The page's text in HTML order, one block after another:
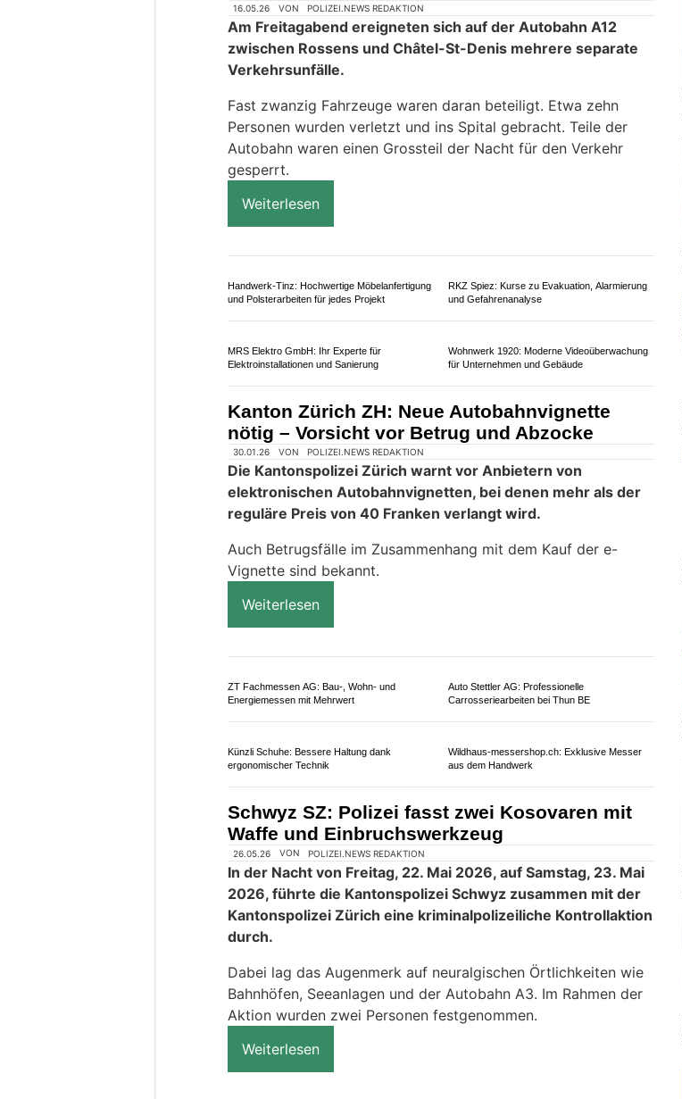
Am Freitagabend ereigneten sich auf der Autobahn A12
zwischen Rossens und Châtel-St-Denis mehrere separate
Verkehrsunfälle.
Fast zwanzig Fahrzeuge waren daran beteiligt. Etwa zehn
Personen wurden verletzt und ins Spital gebracht. Teile der
Autobahn waren einen Grossteil der Nacht für den Verkehr
gesperrt.
Weiterlesen
Handwerk-Tinz: Hochwertige Möbelanfertigung
und Polsterarbeiten für jedes Projekt
RKZ Spiez: Kurse zu Evakuation, Alarmierung
und Gefahrenanalyse
MRS Elektro GmbH: Ihr Experte für
Elektroinstallationen und Sanierung
Wohnwerk 1920: Moderne Videoüberwachung
für Unternehmen und Gebäude
Kanton Zürich ZH: Neue Autobahnvignette
nötig – Vorsicht vor Betrug und Abzocke